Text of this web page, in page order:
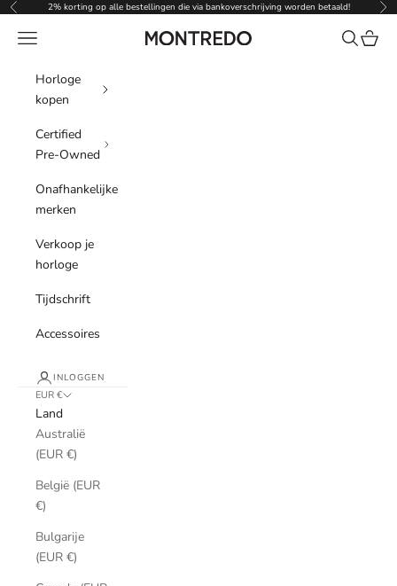
Naar inhoud
Vorige 2% korting op alle bestellingen die via bankoverschrijving worden betaald!
Montredo
Menu Zoeken
Horloge
kopen
Certified
Pre-Owned
Onafhankelijke
merken
Verkoop je
horloge
Tijdschrift
Accessoires
INLOGGEN
EUR €
Land
Australië
(EUR €)
België (EUR
€)
Bulgarije
(EUR €)